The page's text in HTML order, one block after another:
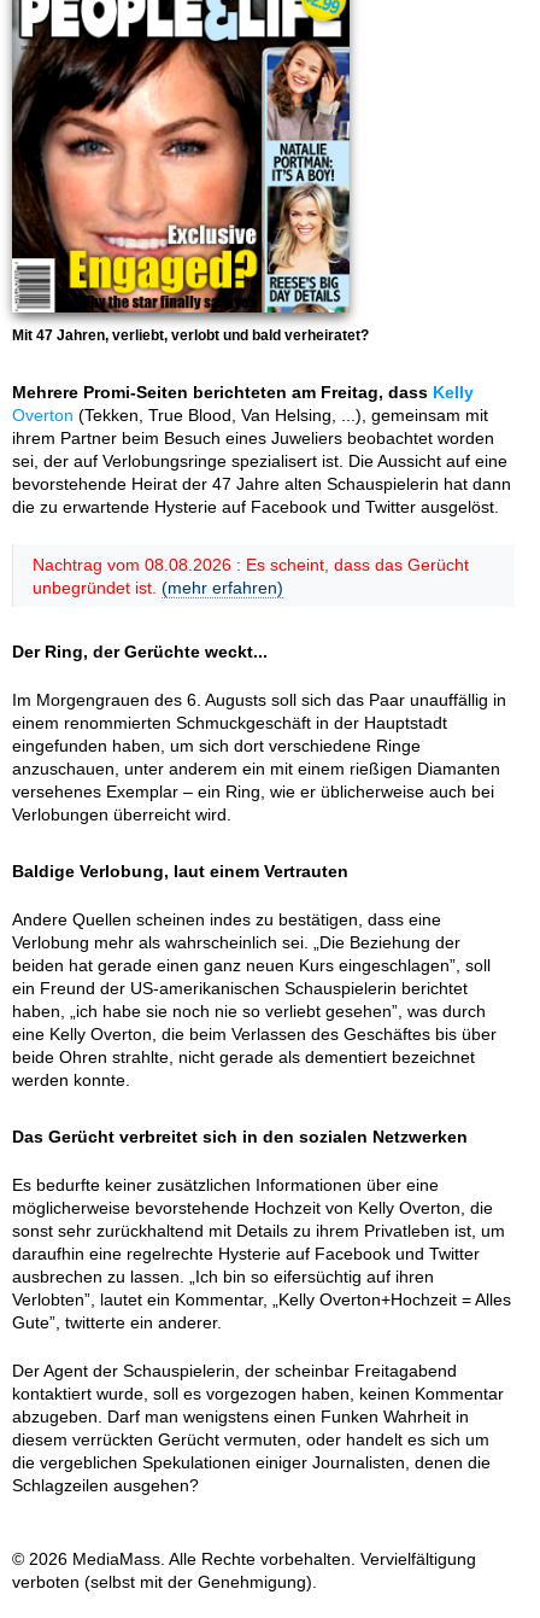
Mit 47 Jahren, verliebt, verlobt und bald verheiratet?
Mehrere Promi-Seiten berichteten am Freitag, dass Kelly
Overton (Tekken, True Blood, Van Helsing, ...), gemeinsam mit
ihrem Partner beim Besuch eines Juweliers beobachtet worden
sei, der auf Verlobungsringe spezialisert ist. Die Aussicht auf eine
bevorstehende Heirat der 47 Jahre alten Schauspielerin hat dann
die zu erwartende Hysterie auf Facebook und Twitter ausgelöst.
Nachtrag vom 08.08.2026 : Es scheint, dass das Gerücht
unbegründet ist. (mehr erfahren)
Der Ring, der Gerüchte weckt...
Im Morgengrauen des 6. Augusts soll sich das Paar unauffällig in
einem renommierten Schmuckgeschäft in der Hauptstadt
eingefunden haben, um sich dort verschiedene Ringe
anzuschauen, unter anderem ein mit einem rießigen Diamanten
versehenes Exemplar – ein Ring, wie er üblicherweise auch bei
Verlobungen überreicht wird.
Baldige Verlobung, laut einem Vertrauten
Andere Quellen scheinen indes zu bestätigen, dass eine
Verlobung mehr als wahrscheinlich sei. „Die Beziehung der
beiden hat gerade einen ganz neuen Kurs eingeschlagen”, soll
ein Freund der US-amerikanischen Schauspielerin berichtet
haben, „ich habe sie noch nie so verliebt gesehen”, was durch
eine Kelly Overton, die beim Verlassen des Geschäftes bis über
beide Ohren strahlte, nicht gerade als dementiert bezeichnet
werden konnte.
Das Gerücht verbreitet sich in den sozialen Netzwerken
Es bedurfte keiner zusätzlichen Informationen über eine
möglicherweise bevorstehende Hochzeit von Kelly Overton, die
sonst sehr zurückhaltend mit Details zu ihrem Privatleben ist, um
daraufhin eine regelrechte Hysterie auf Facebook und Twitter
ausbrechen zu lassen. „Ich bin so eifersüchtig auf ihren
Verlobten”, lautet ein Kommentar, „Kelly Overton+Hochzeit = Alles
Gute”, twitterte ein anderer.
Der Agent der Schauspielerin, der scheinbar Freitagabend
kontaktiert wurde, soll es vorgezogen haben, keinen Kommentar
abzugeben. Darf man wenigstens einen Funken Wahrheit in
diesem verrückten Gerücht vermuten, oder handelt es sich um
die vergeblichen Spekulationen einiger Journalisten, denen die
Schlagzeilen ausgehen?
© 2026 MediaMass. Alle Rechte vorbehalten. Vervielfältigung
verboten (selbst mit der Genehmigung).